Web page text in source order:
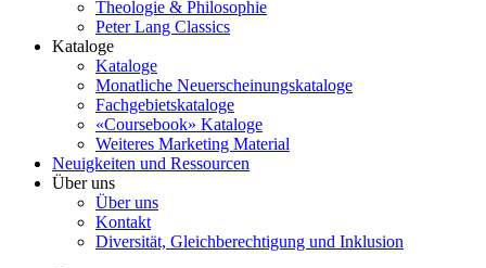
Theologie & Philosophie
Peter Lang Classics
Kataloge
Kataloge
Monatliche Neuerscheinungskataloge
Fachgebietskataloge
«Coursebook» Kataloge
Weiteres Marketing Material
Neuigkeiten und Ressourcen
Über uns
Über uns
Kontakt
Diversität, Gleichberechtigung und Inklusion